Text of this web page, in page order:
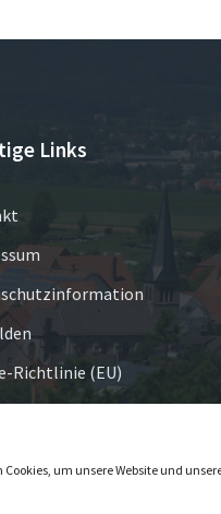
Cookies, um unsere Website und
Links
Richtlinie (EU)